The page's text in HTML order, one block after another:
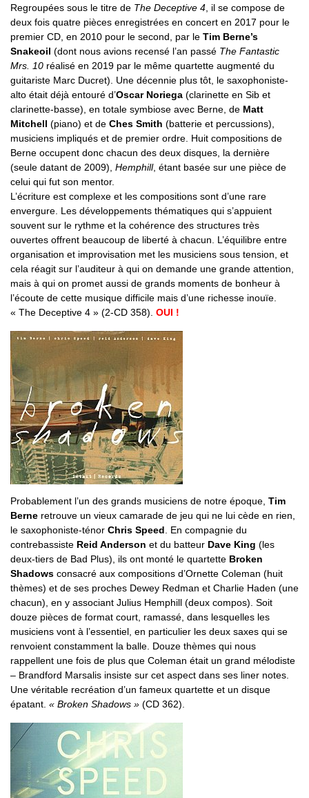
Regroupées sous le titre de The Deceptive 4 , il se compose de
deux fois quatre pièces enregistrées en concert en 2017 pour le
premier CD, en 2010 pour le second, par le Tim Berne’s
Snakeoil (dont nous avions recensé l’an passé The Fantastic
Mrs. 10 réalisé en 2019 par le même quartette augmenté du
guitariste Marc Ducret). Une décennie plus tôt, le saxophoniste-
alto était déjà entouré d’Oscar Noriega (clarinette en Sib et
clarinette-basse), en totale symbiose avec Berne, de Matt
Mitchell (piano) et de Ches Smith (batterie et percussions),
musiciens impliqués et de premier ordre. Huit compositions de
Berne occupent donc chacun des deux disques, la dernière
(seule datant de 2009), Hemphill, étant basée sur une pièce de
celui qui fut son mentor.
L’écriture est complexe et les compositions sont d’une rare
envergure. Les développements thématiques qui s’appuient
souvent sur le rythme et la cohérence des structures très
ouvertes offrent beaucoup de liberté à chacun. L’équilibre entre
organisation et improvisation met les musiciens sous tension, et
cela réagit sur l’auditeur à qui on demande une grande attention,
mais à qui on promet aussi de grands moments de bonheur à
l’écoute de cette musique difficile mais d’une richesse inouïe.
« The Deceptive 4 » (2-CD 358). OUI !
Probablement l’un des grands musiciens de notre époque, Tim
Berne retrouve un vieux camarade de jeu qui ne lui cède en rien,
le saxophoniste-ténor Chris Speed. En compagnie du
contrebassiste Reid Anderson et du batteur Dave King (les
deux-tiers de Bad Plus), ils ont monté le quartette Broken
Shadows consacré aux compositions d’Ornette Coleman (huit
thèmes) et de ses proches Dewey Redman et Charlie Haden (une
chacun), en y associant Julius Hemphill (deux compos). Soit
douze pièces de format court, ramassé, dans lesquelles les
musiciens vont à l’essentiel, en particulier les deux saxes qui se
renvoient constamment la balle. Douze thèmes qui nous
rappellent une fois de plus que Coleman était un grand mélodiste
– Brandford Marsalis insiste sur cet aspect dans ses liner notes.
Une véritable recréation d’un fameux quartette et un disque
épatant. « Broken Shadows » (CD 362).